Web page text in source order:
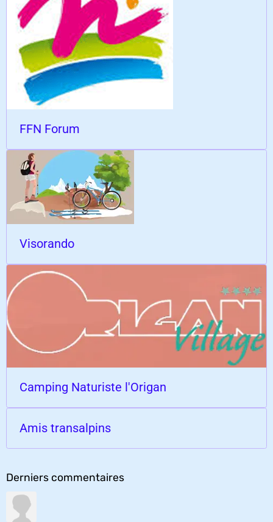
FFN Forum
Visorando
Camping Naturiste l'Origan
Amis transalpins
Derniers commentaires